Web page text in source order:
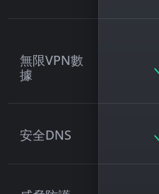
無限VPN數
據
安全DNS